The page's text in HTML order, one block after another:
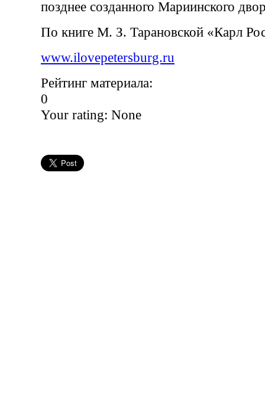
позднее созданного Мариинского
По книге М. З. Тарановской «Карл
www.ilovepetersburg.ru
Рейтинг материала:
0
Your rating: None